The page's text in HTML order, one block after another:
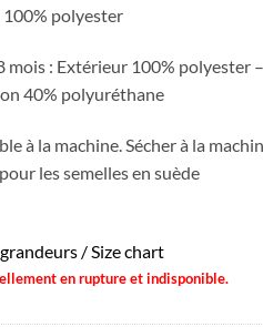
polyester
mois : Extérieur 100% polyester –
40% polyuréthane
à la machine. Sécher à la
les semelles en suède
/ Size chart
en rupture et indisponible.